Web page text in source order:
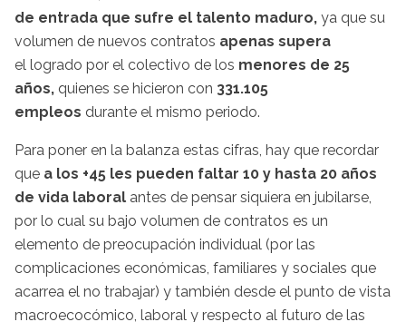
de entrada que sufre el talento maduro, ya que su
volumen de nuevos contratos apenas supera
el logrado por el colectivo de los menores de 25
años, quienes se hicieron con 331.105
empleos durante el mismo periodo.
Para poner en la balanza estas cifras, hay que recordar
que a los +45 les pueden faltar 10 y hasta 20 años
de vida laboral antes de pensar siquiera en jubilarse,
por lo cual su bajo volumen de contratos es un
elemento de preocupación individual (por las
complicaciones económicas, familiares y sociales que
acarrea el no trabajar) y también desde el punto de vista
macroecocómico, laboral y respecto al futuro de las